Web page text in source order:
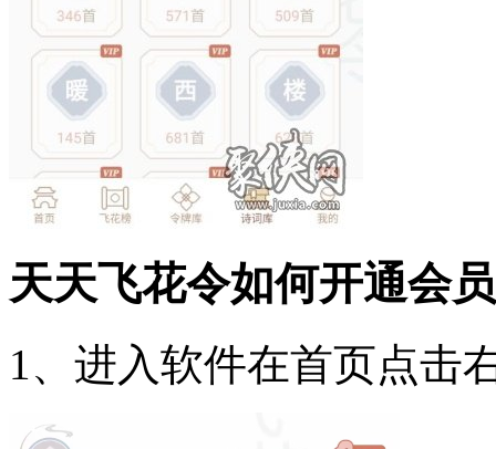
天天飞花令如何开通会员
1、进入软件在首页点击